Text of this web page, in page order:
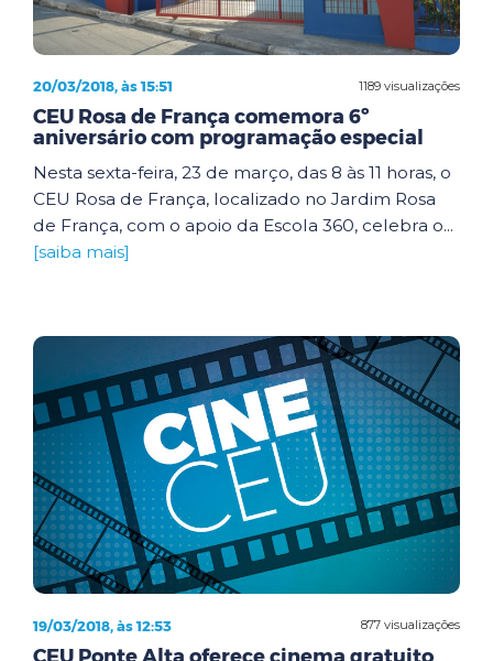
1189 visualizações
20/03/2018, às 15:51
CEU Rosa de França comemora 6º
aniversário com programação especial
Nesta sexta-feira, 23 de março, das 8 às 11 horas, o
CEU Rosa de França, localizado no Jardim Rosa
de França, com o apoio da Escola 360, celebra o...
[saiba mais]
877 visualizações
19/03/2018, às 12:53
CEU Ponte Alta oferece cinema gratuito